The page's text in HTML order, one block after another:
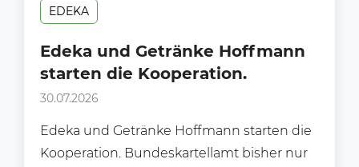
EDEKA
Edeka und Getränke Hoffmann
starten die Kooperation.
30.07.2026
Edeka und Getränke Hoffmann starten die
Kooperation. Bundeskartellamt bisher nur